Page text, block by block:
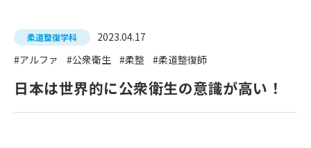
研修・講座
寄付金のご案内
柔道整復学科
2023.04.17
#アルファ
#公衆衛生 #柔整 #柔道整復師
日本は世界的に公衆衛生の意識が高い！